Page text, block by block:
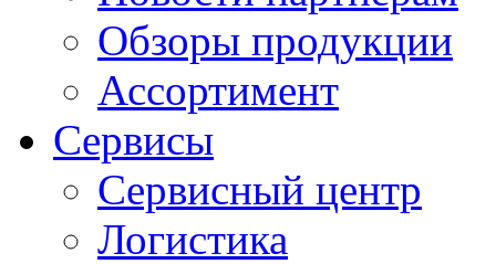
Обзоры продукции
Ассортимент
Сервисы
Сервисный центр
Логистика